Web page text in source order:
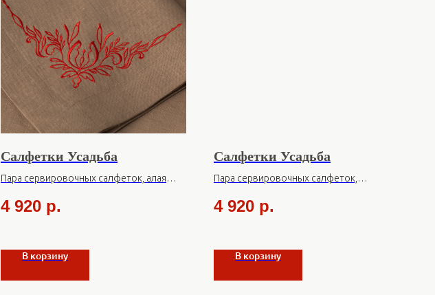
Салфетки Усадьба
Пара сервировочных салфеток, алая
4 920 р.
В корзину
Салфетки Усадьба
Пара сервировочных салфеток,
4 920 р.
В корзину